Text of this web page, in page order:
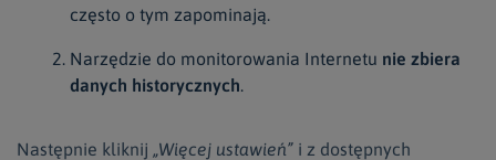
często o tym zapominają.
Narzędzie do monitorowania Internetu nie zbiera
danych historycznych
Następnie kliknij „Więcej ustawień” i z dostępnych